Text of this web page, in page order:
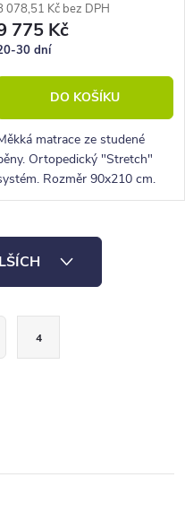
078,51 Kč bez DPH
775 Kč
30 dní
DO KOŠÍKU
matrace ze studené
Ortopedický "Stretch"
Rozměr 90x210 cm.
22 cm, nosnost 130 Kg,
4